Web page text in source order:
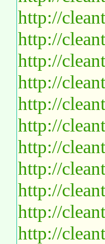
http://
http://
http://
http://
http://
http://
http://
http://
http://
http://
http://